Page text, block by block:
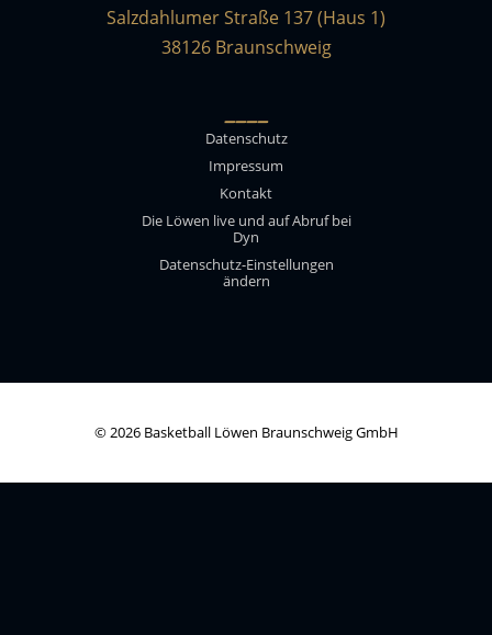
Salzdahlumer Straße 137 (Haus 1)
38126 Braunschweig
____
Datenschutz
Impressum
Kontakt
Die Löwen live und auf Abruf bei
Dyn
Datenschutz-Einstellungen
ändern
© 2026 Basketball Löwen Braunschweig GmbH